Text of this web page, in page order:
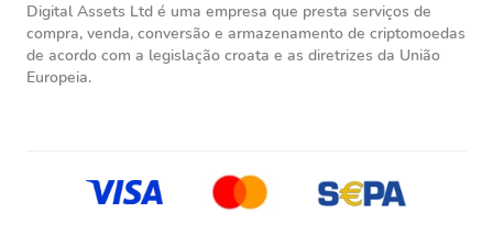
Digital Assets Ltd é uma empresa que presta serviços de
compra, venda, conversão e armazenamento de criptomoedas
de acordo com a legislação croata e as diretrizes da União
Europeia.